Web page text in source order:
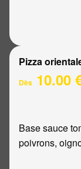
Pizza
Dès 10.00
Base sauce
poivrons,